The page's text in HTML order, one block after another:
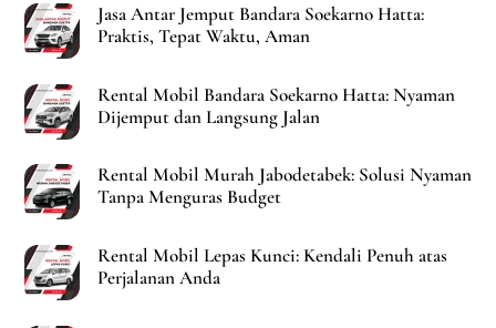
Jasa Antar Jemput Bandara Soekarno Hatta:
Praktis, Tepat Waktu, Aman
Rental Mobil Bandara Soekarno Hatta: Nyaman
Dijemput dan Langsung Jalan
Rental Mobil Murah Jabodetabek: Solusi Nyaman
Tanpa Menguras Budget
Rental Mobil Lepas Kunci: Kendali Penuh atas
Perjalanan Anda